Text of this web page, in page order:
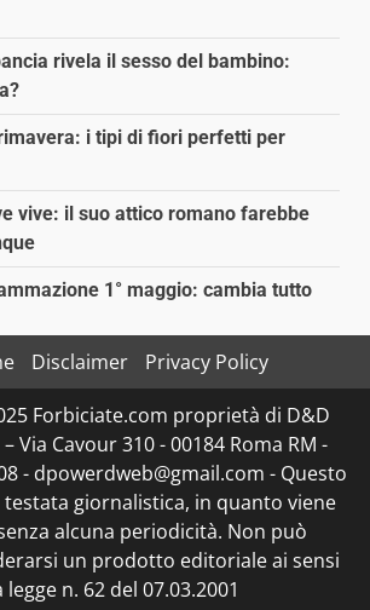
rivela il sesso del bambino:
i tipi di fiori perfetti per
vive: il suo attico romano farebbe
1° maggio: cambia tutto
Disclaimer
Privacy Policy
Forbiciate.com proprietà di D&D
Via Cavour 310 - 00184 Roma RM -
- dpowerdweb@gmail.com - Questo
giornalistica, in quanto viene
alcuna periodicità. Non può
un prodotto editoriale ai sensi
legge n. 62 del 07.03.2001